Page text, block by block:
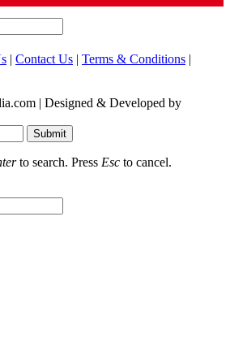
| Contact Us | Terms & Conditions |
| Designed & Developed by
Submit
to search. Press Esc to cancel.